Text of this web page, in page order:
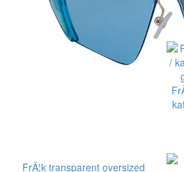
FrÃ¦k transparent oversized